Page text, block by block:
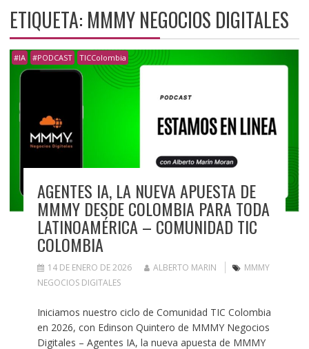
ETIQUETA: MMMY NEGOCIOS DIGITALES
#IA #PODCAST TICColombia
AGENTES IA, LA NUEVA APUESTA DE
MMMY DESDE COLOMBIA PARA TODA
LATINOAMÉRICA – COMUNIDAD TIC
COLOMBIA
14 DE ENERO DE 2026 ALBERTO MARIN
MMMY
NEGOCIOS DIGITALES
Iniciamos nuestro ciclo de Comunidad TIC Colombia
en 2026, con Edinson Quintero de MMMY Negocios
Digitales – Agentes IA, la nueva apuesta de MMMY